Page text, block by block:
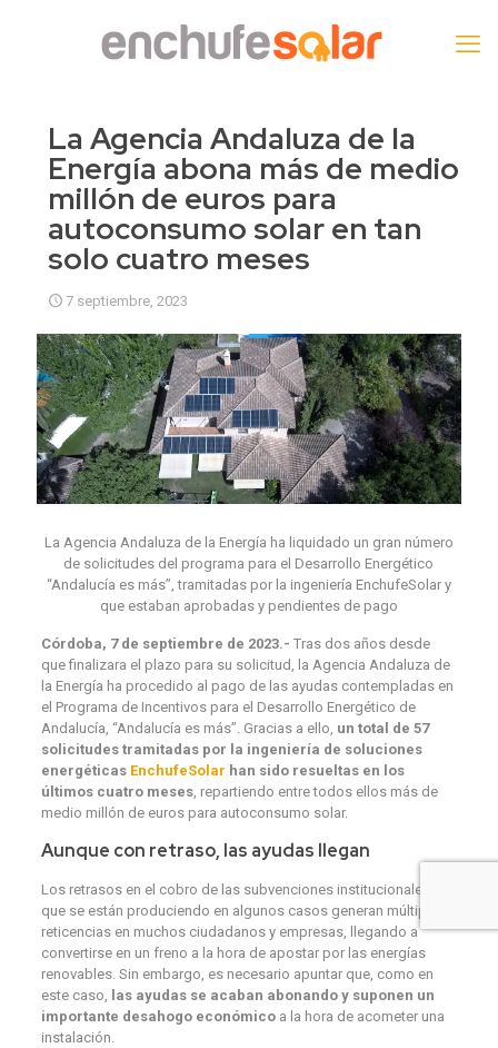
La Agencia Andaluza de la
Energía abona más de medio
millón de euros para
autoconsumo solar en tan
solo cuatro meses
7 septiembre, 2023
La Agencia Andaluza de la Energía ha liquidado un gran número
de solicitudes del programa para el Desarrollo Energético
“Andalucía es más”, tramitadas por la ingeniería EnchufeSolar y
que estaban aprobadas y pendientes de pago
Córdoba, 7 de septiembre de 2023.- Tras dos años desde
que finalizara el plazo para su solicitud, la Agencia Andaluza de
la Energía ha procedido al pago de las ayudas contempladas en
el Programa de Incentivos para el Desarrollo Energético de
Andalucía, “Andalucía es más”. Gracias a ello, un total de 57
solicitudes tramitadas por la ingeniería de soluciones
energéticas EnchufeSolar han sido resueltas en los
últimos cuatro meses, repartiendo entre todos ellos más de
medio millón de euros para autoconsumo solar.
Aunque con retraso, las ayudas llegan
Los retrasos en el cobro de las subvenciones institucionales
que se están produciendo en algunos casos generan múltiples
reticencias en muchos ciudadanos y empresas, llegando a
convertirse en un freno a la hora de apostar por las energías
renovables. Sin embargo, es necesario apuntar que, como en
este caso,
las ayudas se acaban abonando y suponen un
importante desahogo económicoa la hora de acometer una
instalación.